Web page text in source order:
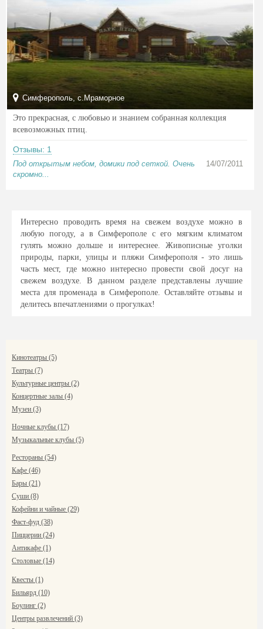
Симферополь, с.Мраморное
Это прекрасная, с любовью и знанием собранная коллекция
всевозможных птиц.
Отзывы: 1
Под открытым небом, домики под сеткой. Очень
скромно...
14/07/2011
Интересно проводить время на свежем воздухе можно в
любую погоду, а в Симферополе с его мягким климатом
гулять можно дольше и интереснее. Живописные уголки
природы, парки, улицы и пляжи Симферополя - это лишь
часть мест, где можно интересно провести свой досуг на
свежем воздухе. В данном разделе представлены лучшие
места для променада в Симферополе. Оставляйте отзывы и
делитесь впечатлениями о прогулках!
Кинотеатры (5)
Театры (7)
Культурные центры (2)
Концертные залы (4)
Музеи (3)
Ночные клубы (17)
Музыкальные клубы (5)
Рестораны (54)
Кафе (46)
Бары (21)
Суши (8)
Кофейни и чайные (29)
Фаст-фуд (38)
Пиццерии (24)
Антикафе (1)
Столовые (14)
Квесты (1)
Бильярд (10)
Боулинг (2)
Центры развлечений (3)